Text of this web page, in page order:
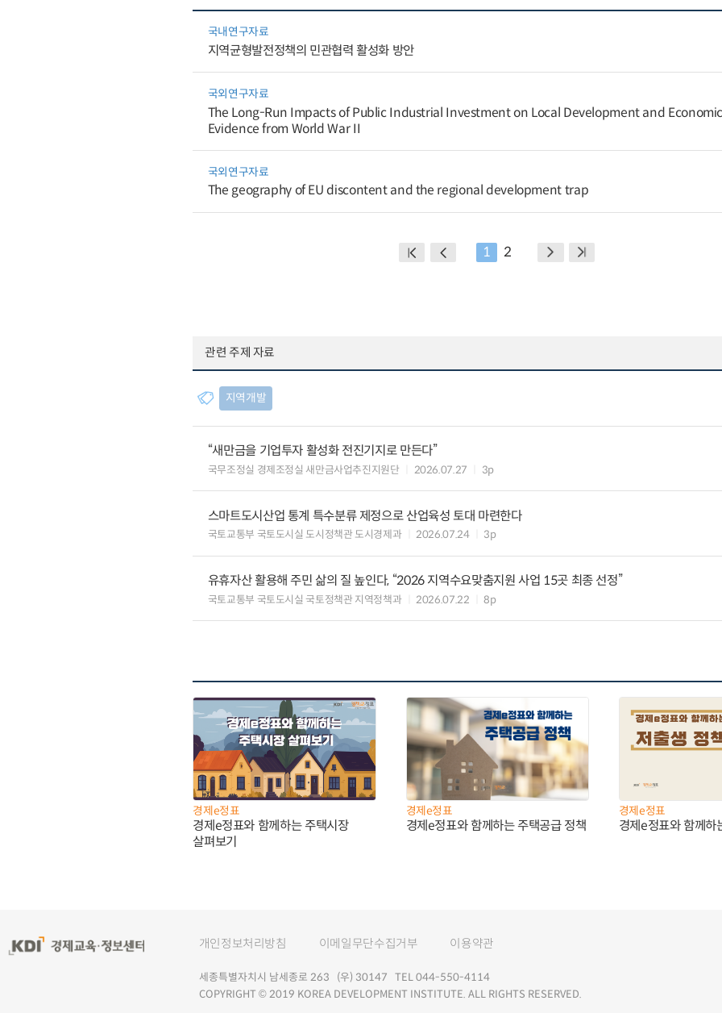
국내연구자료
지역균형발전정책의 민관협력 활성화 방안
국외연구자료
The Long-Run Impacts of Public Industrial Investment on Local Development and
Evidence from World War II
국외연구자료
The geography of EU discontent and the regional development trap
1 2
관련 주제 자료
지역개발
“새만금을 기업투자 활성화 전진기지로 만든다”
국무조정실 경제조정실 새만금사업추진지원단 2026.07.27 3p
스마트도시산업 통계 특수분류 제정으로 산업육성 토대 마련한다
국토교통부 국토도시실 도시정책관 도시경제과 2026.07.24 3p
유휴자산 활용해 주민 삶의 질 높인다, “2026 지역수요맞춤지원 사업 15곳 최종 선정”
국토교통부 국토도시실 국토정책관 지역정책과 2026.07.22 8p
경제e정표
경제e정표와 함께하는 주택시장
살펴보기
경제e정표
경제e정표와 함께하는 주택공급 정책
경제e정표
경제e정표와 함께하
개인정보처리방침 이메일무단수집거부 이용약관
세종특별자치시 남세종로 263 (우) 30147 TEL 044-550-4114
COPYRIGHT © 2019 KOREA DEVELOPMENT INSTITUTE. ALL RIGHTS RESERVED.